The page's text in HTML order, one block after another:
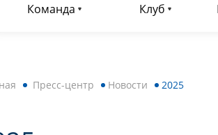
Команда Клуб
Пресс-центр Новости 2025